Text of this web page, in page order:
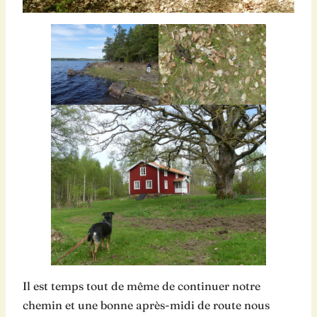
Il est temps tout de même de continuer notre
chemin et une bonne après-midi de route nous